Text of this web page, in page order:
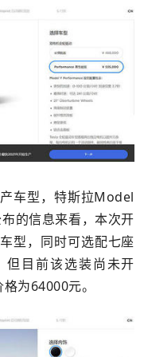
车型，特斯拉Model
的信息来看，本次开
型，同时可选配七座
但目前该选装尚未开
为64000元。